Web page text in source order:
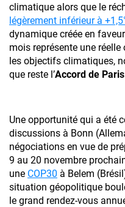
climatique alors que le
légèrement inférieur à
dynamique créée en faveur
mois représente une réelle
les objectifs climatiques,
que reste l’Accord de Paris
Une opportunité qui a été
discussions à Bonn
négociations en vue de
9 au 20 novembre
une COP30 à Belem
situation géopolitique
le grand rendez-vous